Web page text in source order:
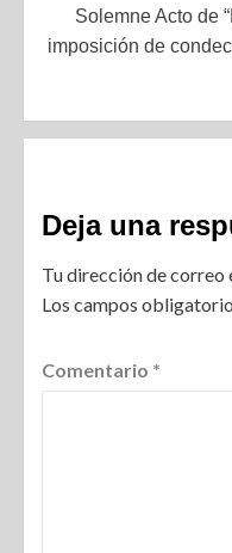
Solemne Acto de
imposición de
Deja una
Tu dirección de correo
Los campos
Comentario *